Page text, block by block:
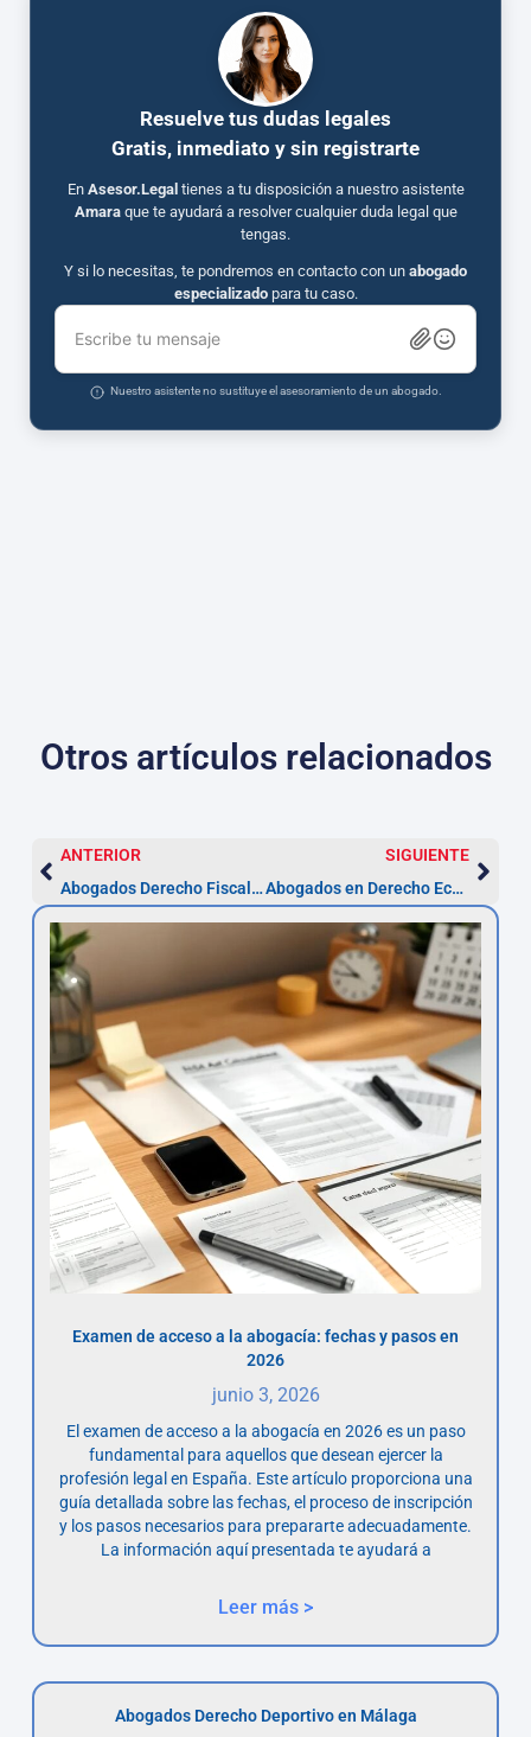
Resuelve tus dudas legales
Gratis, inmediato y sin registrarte
En Asesor.Legal tienes a tu disposición a nuestro asistente
Amaraque te ayudará a resolver cualquier duda legal que
tengas.
Y si lo necesitas, te pondremos en contacto con un abogado
especializadopara tu caso.
Escribe tu mensaje
Nuestro asistente no sustituye el asesoramiento de un abogado.
Otros artículos relacionados
ANTERIOR
Abogados Derecho Fiscal en Segovia | Asesor.Legal
SIGUIENTE
Abogados en Derecho Económico Penal en Segovia
Examen de acceso a la abogacía: fechas y pasos en
2026
junio 3, 2026
El examen de acceso a la abogacía en 2026 es un paso
fundamental para aquellos que desean ejercer la
profesión legal en España. Este artículo proporciona una
guía detallada sobre las fechas, el proceso de inscripción
y los pasos necesarios para prepararte adecuadamente.
La información aquí presentada te ayudará a
Leer más >
Abogados Derecho Deportivo en Málaga